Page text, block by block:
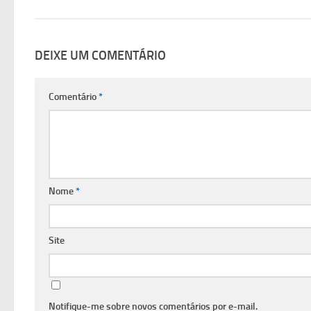
DEIXE UM COMENTÁRIO
Comentário*
Nome*
Site
Notifique-me sobre novos comentários por e-mail.